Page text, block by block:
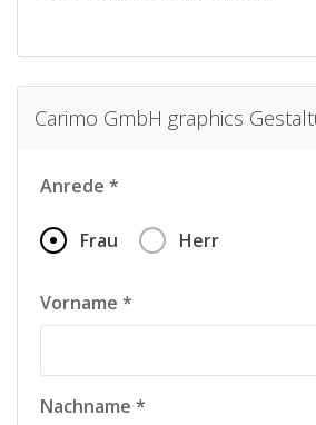
Carimo GmbH graphics
Anrede *
Frau Herr
Vorname *
Nachname *